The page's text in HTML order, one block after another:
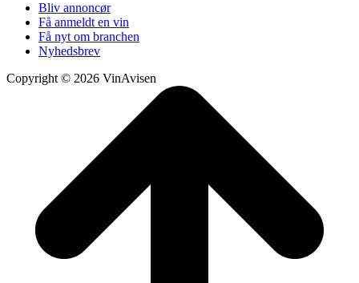
Bliv annoncør
Få anmeldt en vin
Få nyt om branchen
Nyhedsbrev
Copyright © 2026 VinAvisen